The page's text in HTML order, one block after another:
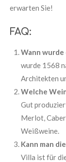
erwarten Sie!
FAQ:
Wann wurde
wurde 1568
Architekten
Welche
Gut
Merlot,
Weißweine.
Kann man
Villa ist für